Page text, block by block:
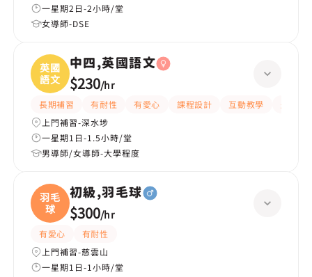
一星期2日-2小時/堂
女導師-DSE
英國
語文
中四,英國語文
$230/hr
長期補習 有耐性 有愛心 課程設計 互動教學
題目講
上門補習-深水埗
一星期1日-1.5小時/堂
男導師/女導師-大學程度
羽毛
球
初級,羽毛球
$300/hr
有愛心
有耐性
上門補習-慈雲山
一星期1日-1小時/堂